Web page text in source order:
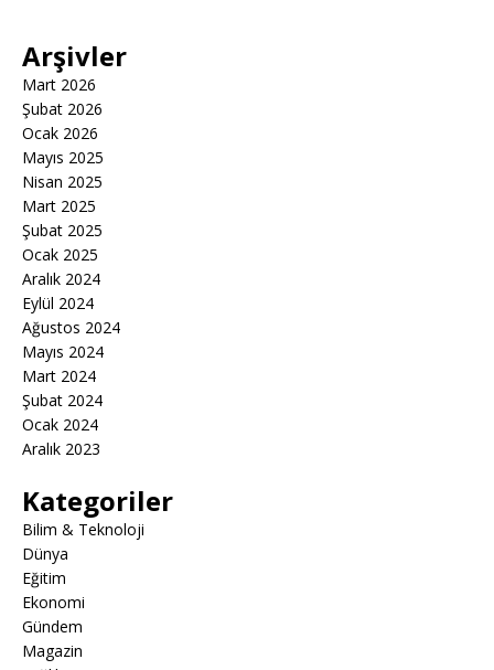
Arşivler
Mart 2026
Şubat 2026
Ocak 2026
Mayıs 2025
Nisan 2025
Mart 2025
Şubat 2025
Ocak 2025
Aralık 2024
Eylül 2024
Ağustos 2024
Mayıs 2024
Mart 2024
Şubat 2024
Ocak 2024
Aralık 2023
Kategoriler
Bilim & Teknoloji
Dünya
Eğitim
Ekonomi
Gündem
Magazin